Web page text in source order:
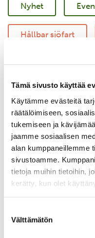
Tämä sivusto käyttää
Käytämme evästeitä
räätälöimiseen,
tukemiseen ja
jaamme sosiaalisen
alan kumppaneillemme
sivustoamme.
tietoja muihin tietoihin,
kerätty, kun olet
valinta
Välttämätön
Nyhet
Hållbar sjöfart
Regenerativt
Företagssamarbete